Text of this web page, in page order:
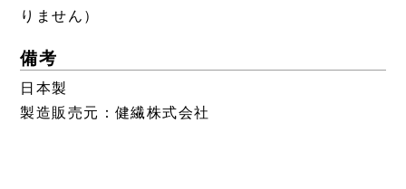
りません）
備考
日本製
製造販売元：健繊株式会社